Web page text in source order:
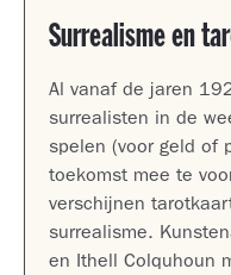
Surrealisme en
Al vanaf de jaren
surrealisten in de
spelen (voor geld of
toekomst mee te
verschijnen
surrealisme.
en Ithell Colquhoun